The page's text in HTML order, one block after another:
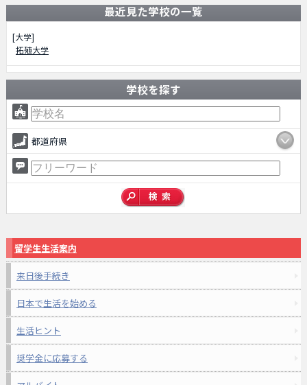
最近見た学校の一覧
[大学]
拓殖大学
学校を探す
都道府県
留学生生活案内
来日後手続き
日本で生活を始める
生活ヒント
奨学金に応募する